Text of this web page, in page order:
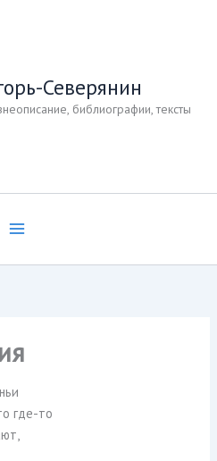
Северянин
библиографии, тексты
где-то